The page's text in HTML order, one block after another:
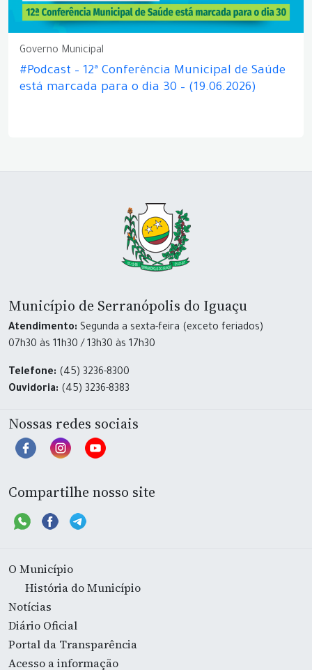
Governo Municipal
#Podcast – 12ª Conferência Municipal de Saúde
está marcada para o dia 30 – (19.06.2026)
Município de Serranópolis do Iguaçu
Atendimento: Segunda a sexta-feira (exceto feriados)
07h30 às 11h30 / 13h30 às 17h30
Telefone: (45) 3236-8300
Ouvidoria: (45) 3236-8383
Nossas redes sociais
Compartilhe nosso site
O Município
História do Município
Notícias
Diário Oficial
Portal da Transparência
Acesso a informação